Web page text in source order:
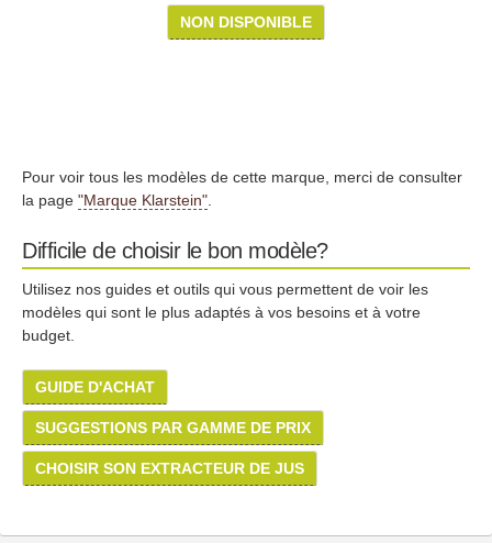
NON DISPONIBLE
Pour voir tous les modèles de cette marque, merci de consulter
la page "Marque Klarstein"
Difficile de choisir le bon modèle?
Utilisez nos guides et outils qui vous permettent de voir les
modèles qui sont le plus adaptés à vos besoins et à votre
budget.
GUIDE D'ACHAT
SUGGESTIONS PAR GAMME DE PRIX
CHOISIR SON EXTRACTEUR DE JUS